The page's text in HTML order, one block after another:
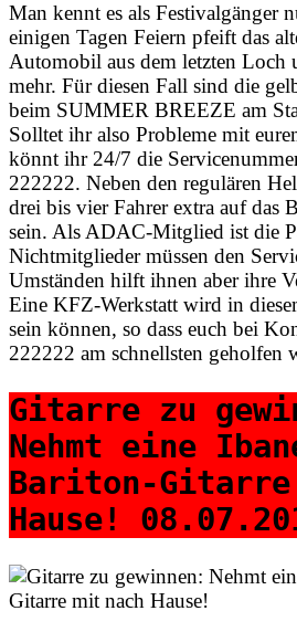
Man kennt es als Festivalgänger
einigen Tagen Feiern pfeift das
Automobil aus dem letzten Loch
mehr. Für diesen Fall sind die
beim SUMMER BREEZE am
Solltet ihr also Probleme mit
könnt ihr 24/7 die
222222. Neben den regulären
drei bis vier Fahrer extra auf das
sein. Als ADAC-Mitglied ist die
Nichtmitglieder müssen den
Umständen hilft ihnen aber ihre
Eine KFZ-Werkstatt wird in
sein können, so dass euch bei
222222 am schnellsten geholfen
Gitarre zu
Nehmt eine
Bariton-
Hause!